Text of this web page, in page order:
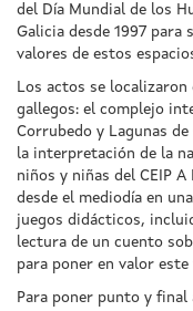
del Día Mundial de los
Galicia desde 1997 para
valores de estos
Los actos se
gallegos: el complejo
Corrubedo y Lagunas
la interpretación de la
niños y niñas del CEIP
desde el mediodía en
juegos didácticos,
lectura de un cuento
para poner en valor
Para poner punto y